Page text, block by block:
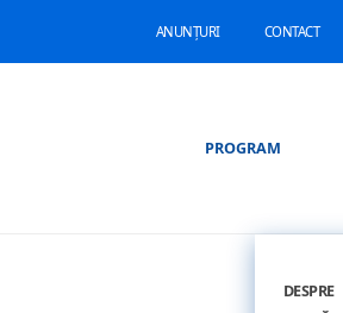
ANUNȚURI CONTACT
PROGRAM
DESPRE